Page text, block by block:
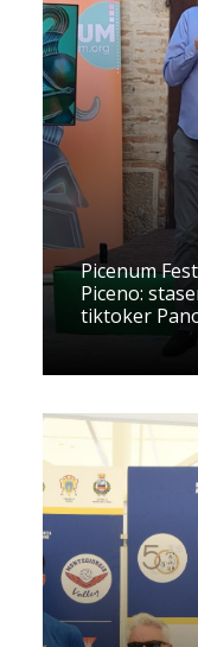
Picenum
Piceno:
tiktoker